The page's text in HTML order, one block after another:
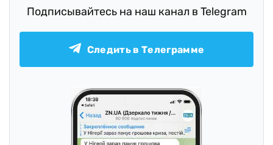
Подписывайтесь на наш канал в Telegram
Следить в Телеграмме